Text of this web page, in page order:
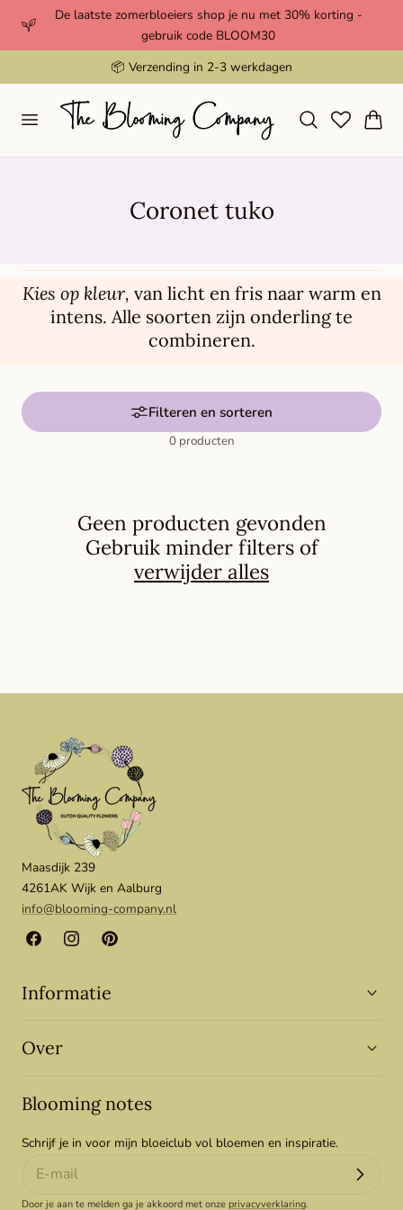
de inhoudDe laatste zomerbloeiers shop je nu met 30% korting -
gebruik code BLOOM30
📦 Verzending in 2-3 werkdagen
V
r
z
a
m
l
i
:
Coronet tuko
Kies op kleur, van licht en fris naar warm en
intens. Alle soorten zijn onderling te
combineren.
Filteren en sorteren
0 producten
Geen producten gevonden
Gebruik minder filters of
verwijder alles
Maasdijk 239
4261AK Wijk en Aalburg
info@blooming-company.nl
FacebookInstagramPinterest
Informatie
Over
Blooming notes
Schrijf je in voor mijn bloeiclub vol bloemen en inspiratie.
Door je aan te melden ga je akkoord met onze privacyverklaring.